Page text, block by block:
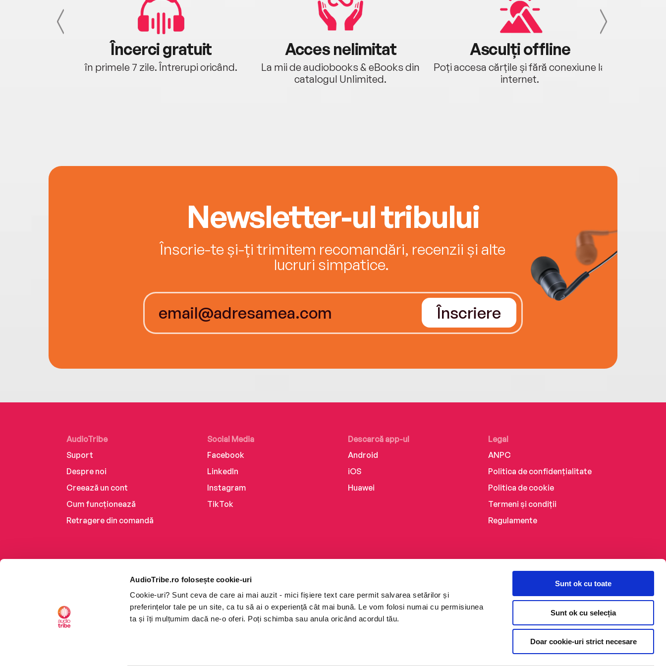
AudioTribe.ro folosește cookie-uri
Cookie-uri? Sunt ceva de care ai mai auzit - mici fișiere text care permit salvarea setărilor și
preferințelor tale pe un site, ca tu să ai o experiență cât mai bună. Le vom folosi numai cu permisiunea
ta și îți mulțumim dacă ne-o oferi. Poți schimba sau anula oricând acordul tău.
Sunt ok cu toate
Sunt ok cu selecția
Doar cookie-uri strict necesare
Încerci gratuit
în primele 7 zile. Întrerupi oricând.
Acces nelimitat
La mii de audiobooks & eBooks din
catalogul Unlimited.
Asculți offline
Poți accesa cărțile și fără conexiune la
internet.
Newsletter-ul tribului
Înscrie-te și-ți trimitem recomandări, recenzii și alte
lucruri simpatice.
Înscriere
AudioTribe
Suport
Despre noi
Creează un cont
Cum funcționează
Retragere din comandă
Social Media
Facebook
LinkedIn
Instagram
TikTok
Descarcă app-ul
Android
iOS
Huawei
Legal
ANPC
Politica de confidențialitate
Politica de cookie
Termeni și condiții
Regulamente